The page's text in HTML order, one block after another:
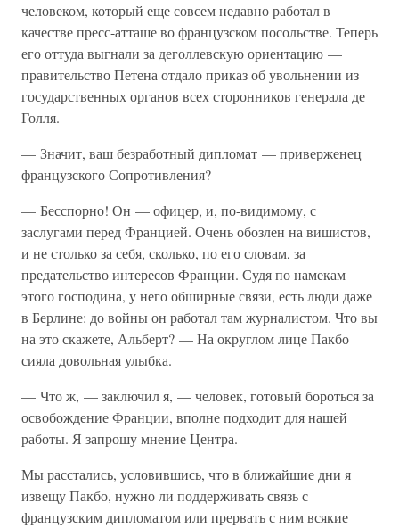
человеком, который еще совсем недавно работал в
качестве пресс-атташе во французском посольстве. Теперь
его оттуда выгнали за деголлевскую ориентацию —
правительство Петена отдало приказ об увольнении из
государственных органов всех сторонников генерала де
Голля.
— Значит, ваш безработный дипломат — приверженец
французского Сопротивления?
— Бесспорно! Он — офицер, и, по-видимому, с
заслугами перед Францией. Очень обозлен на вишистов,
и не столько за себя, сколько, по его словам, за
предательство интересов Франции. Судя по намекам
этого господина, у него обширные связи, есть люди даже
в Берлине: до войны он работал там журналистом. Что вы
на это скажете, Альберт? — На округлом лице Пакбо
сияла довольная улыбка.
— Что ж, — заключил я, — человек, готовый бороться за
освобождение Франции, вполне подходит для нашей
работы. Я запрошу мнение Центра.
Мы расстались, условившись, что в ближайшие дни я
извещу Пакбо, нужно ли поддерживать связь с
французским дипломатом или прервать с ним всякие